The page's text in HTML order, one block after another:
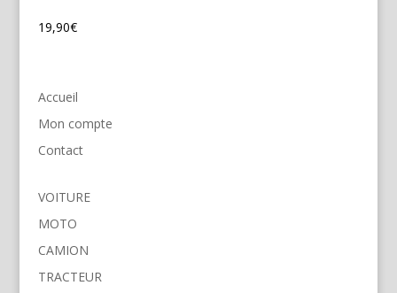
19,90€
Accueil
Mon compte
Contact
VOITURE
MOTO
CAMION
TRACTEUR